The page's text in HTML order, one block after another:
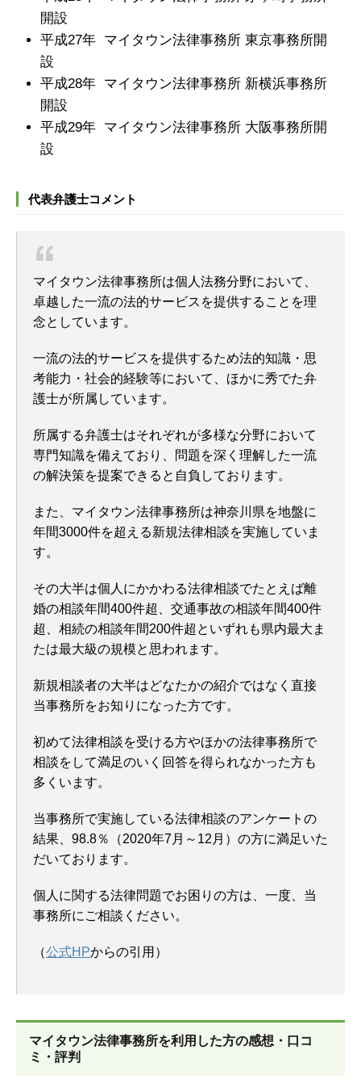
開設
平成27年 マイタウン法律事務所 東京事務所開
設
平成28年 マイタウン法律事務所 新横浜事務所
開設
平成29年 マイタウン法律事務所 大阪事務所開
設
代表弁護士コメント
マイタウン法律事務所は個人法務分野において、
卓越した一流の法的サービスを提供することを理
念としています。
一流の法的サービスを提供するため法的知識・思
考能力・社会的経験等において、ほかに秀でた弁
護士が所属しています。
所属する弁護士はそれぞれが多様な分野において
専門知識を備えており、問題を深く理解した一流
の解決策を提案できると自負しております。
また、マイタウン法律事務所は神奈川県を地盤に
年間3000件を超える新規法律相談を実施していま
す。
その大半は個人にかかわる法律相談でたとえば離
婚の相談年間400件超、交通事故の相談年間400件
超、相続の相談年間200件超といずれも県内最大ま
たは最大級の規模と思われます。
新規相談者の大半はどなたかの紹介ではなく直接
当事務所をお知りになった方です。
初めて法律相談を受ける方やほかの法律事務所で
相談をして満足のいく回答を得られなかった方も
多くいます。
当事務所で実施している法律相談のアンケートの
結果、98.8％（2020年7月～12月）の方に満足いた
だいております。
個人に関する法律問題でお困りの方は、一度、当
事務所にご相談ください。
（公式HPからの引用）
マイタウン法律事務所を利用した方の感想・口コ
ミ・評判